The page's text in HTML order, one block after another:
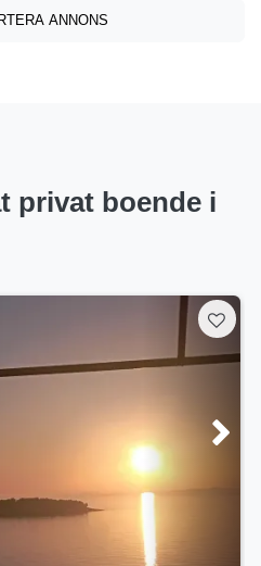
ANNONS
privat boende i